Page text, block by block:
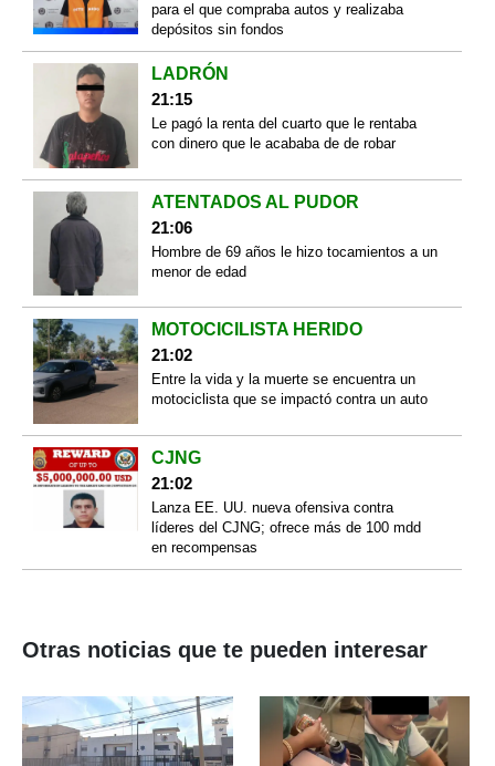
para el que compraba autos y realizaba
depósitos sin fondos
LADRÓN
21:15
Le pagó la renta del cuarto que le rentaba
con dinero que le acababa de de robar
ATENTADOS AL PUDOR
21:06
Hombre de 69 años le hizo tocamientos a un
menor de edad
MOTOCICILISTA HERIDO
21:02
Entre la vida y la muerte se encuentra un
motociclista que se impactó contra un auto
CJNG
21:02
Lanza EE. UU. nueva ofensiva contra
líderes del CJNG; ofrece más de 100 mdd
en recompensas
Otras noticias que te pueden interesar